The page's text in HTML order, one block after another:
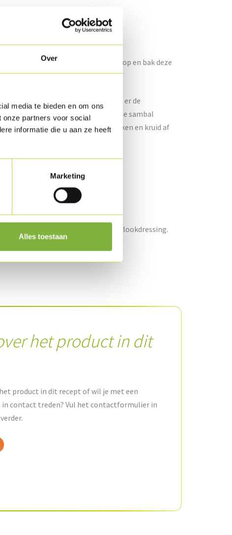
Over
media te bieden en om ons
onze partners voor social
informatie die u aan ze heeft
Marketing
Alles toestaan
Leg de er Kalkoenburgers op en bak deze
65°C.
Wanneer de uien glazig zijn voeg je er de
de sojasaus, de worcestersaus, de sambal
goed, laat eventjes doorkoken en kruid af
af met de augurken en de bieslookdressing.
het product in dit
product in dit recept of wil je met een
in contact treden? Vul het contactformulier in